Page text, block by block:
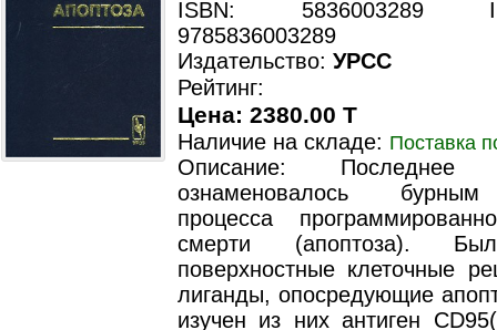
ISBN: 5836003289
9785836003289
Издательство: УРСС
Рейтинг:
Цена: 2380.00 T
Наличие на складе: Поставка
Описание: Последнее
ознаменовалось
процесса
смерти (апоптоза).
поверхностные клеточные
лиганды, опосредующие
изучен из них антиген